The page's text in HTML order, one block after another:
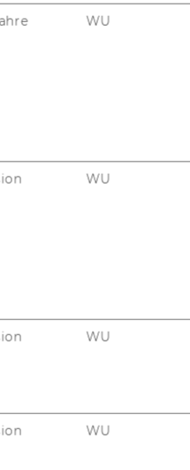
Kooperationen
WU
WU
WU
WU